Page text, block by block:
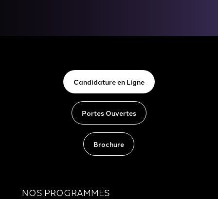
Candidature en Ligne
Portes Ouvertes
Brochure
NOS PROGRAMMES